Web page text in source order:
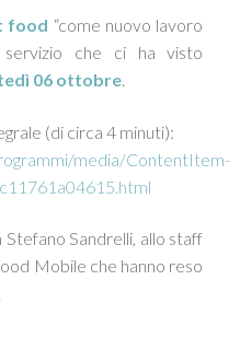
food “come nuovo lavoro
servizio che ci ha visto
06 ottobre.
(di circa 4 minuti):
media/ContentItem-
Sandrelli, allo staff
Mobile che hanno reso